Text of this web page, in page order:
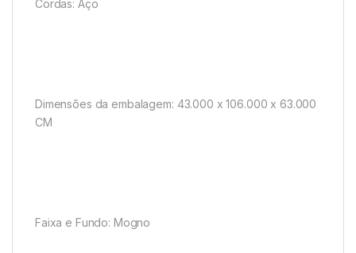
Cordas: Aço
Dimensões da embalagem: 43.000 x 106.000 x 63.000
CM
Faixa e Fundo: Mogno